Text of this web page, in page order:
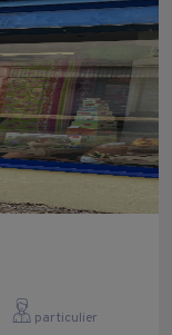
particulier